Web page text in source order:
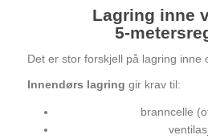
Lagring inne
Det er stor forskjell på lagring inne
Innendørs lagring gir krav til:
branncelle